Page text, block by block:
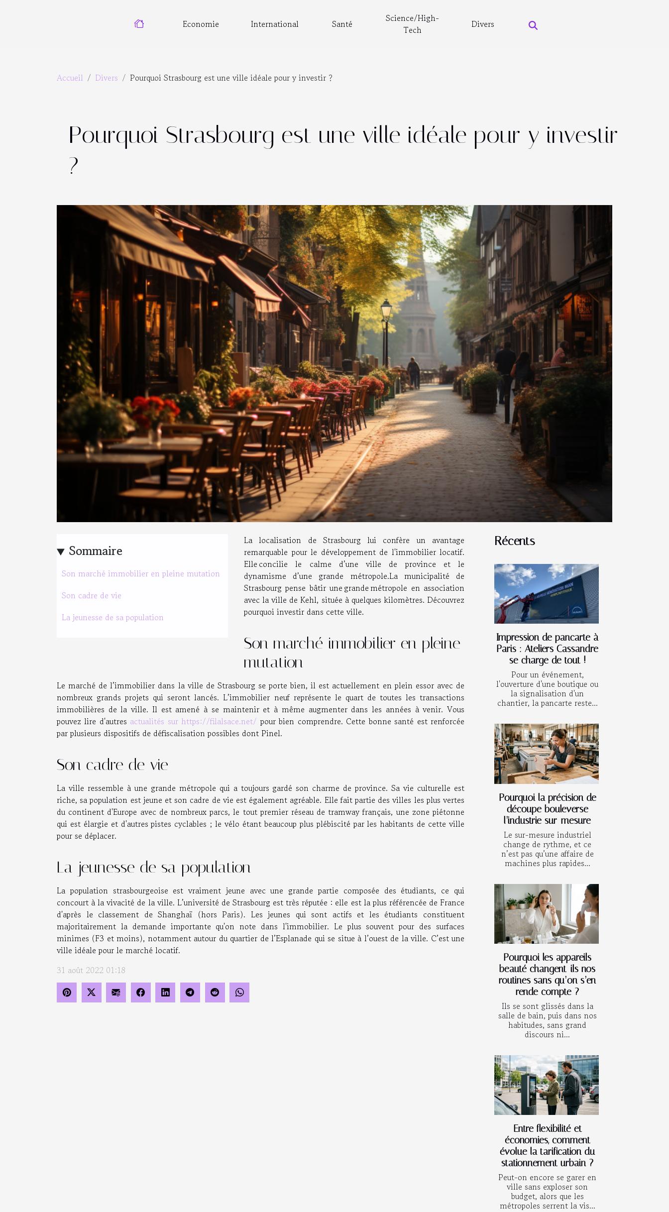
Economie International Santé
Science/High-
Tech
Divers
Accueil Divers Pourquoi Strasbourg est une ville idéale pour y investir ?
Pourquoi Strasbourg est une ville idéale pour y investir
?
Sommaire
Son marché immobilier en pleine mutation
Son cadre de vie
La jeunesse de sa population
La localisation de Strasbourg lui confère un avantage
remarquable pour le développement de l'immobilier locatif.
Elle concilie le calme d’une ville de province et le
dynamisme d’une grande métropole.​La municipalité de
Strasbourg pense bâtir une grande métropole en association
avec la ville de Kehl, située à quelques kilomètres. Découvrez
pourquoi investir dans cette ville.
Son marché immobilier en pleine
mutation
Le marché de l’immobilier dans la ville de Strasbourg se porte bien, il est actuellement en plein essor avec de
nombreux grands projets qui seront lancés. L’immobilier neuf représente le quart de toutes les transactions
immobilières de la ville. Il est amené à se maintenir et à même augmenter dans les années à venir. Vous
pouvez lire d'autres actualités sur https://filalsace.net/ pour bien comprendre. Cette bonne santé est renforcée
par plusieurs dispositifs de défiscalisation possibles dont Pinel.
Son cadre de vie
La ville ressemble à une grande métropole qui a toujours gardé son charme de province. Sa vie culturelle est
riche, sa population est jeune et son cadre de vie est également agréable. Elle fait partie des villes les plus vertes
du continent d'Europe avec de nombreux parcs, le tout premier réseau de tramway français, une zone piétonne
qui est élargie et d'autres pistes cyclables ; le vélo étant beaucoup plus plébiscité par les habitants de cette ville
pour se déplacer.
La jeunesse de sa population
La population strasbourgeoise est vraiment jeune avec une grande partie composée des étudiants, ce qui
concourt à la vivacité de la ville. L’université de Strasbourg est très réputée : elle est la plus référencée de France
d'après le classement de Shanghaï (hors Paris). Les jeunes qui sont actifs et les étudiants constituent
majoritairement la demande importante qu'on note dans l'immobilier. Le plus souvent pour des surfaces
minimes (F3 et moins), notamment autour du quartier de l’Esplanade qui se situe à l’ouest de la ville. C’est une
ville idéale pour le marché locatif.
31 août 2022 01:18
Récents
Impression de pancarte à
Paris : Ateliers Cassandre
se charge de tout !
Pour un événement,
l'ouverture d'une boutique ou
la signalisation d'un
chantier, la pancarte reste...
Pourquoi la précision de
découpe bouleverse
l’industrie sur-mesure
Le sur-mesure industriel
change de rythme, et ce
n’est pas qu’une affaire de
machines plus rapides...
Pourquoi les appareils
beauté changent-ils nos
routines sans qu’on s’en
rende compte ?
Ils se sont glissés dans la
salle de bain, puis dans nos
habitudes, sans grand
discours ni...
Entre flexibilité et
économies, comment
évolue la tarification du
stationnement urbain ?
Peut-on encore se garer en
ville sans exploser son
budget, alors que les
métropoles serrent la vis...